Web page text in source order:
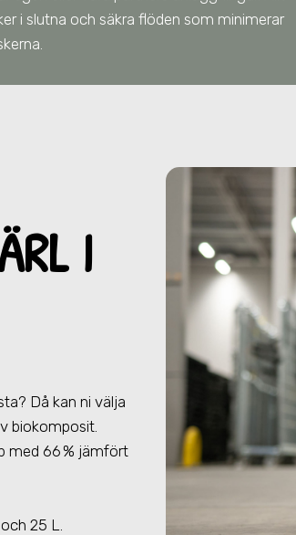
i slutna och säkra flöden som minimerar
I
? Då kan ni välja
biokomposit.
med 66 % jämfört
25 L.